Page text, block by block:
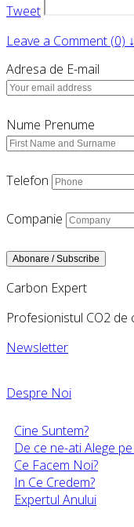
Tweet
Leave a Comment (0) ↓
Adresa de E-mail
Nume Prenume
Telefon
Companie
Carbon Expert
Profesionistul CO2 de
Newsletter
Despre Noi
Cine Suntem?
De ce ne-ati Alege
Ce Facem Noi?
In Ce Credem?
Expertul Anului